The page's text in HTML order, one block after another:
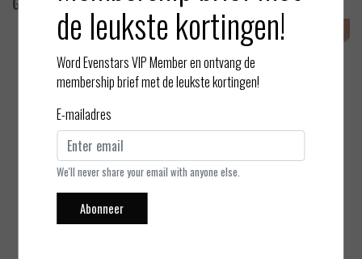
de leukste kortingen!
Word Evenstars VIP Member en ontvang de
membership brief met de leukste kortingen!
E-mailadres
We'll never share your email with anyone else.
Abonneer